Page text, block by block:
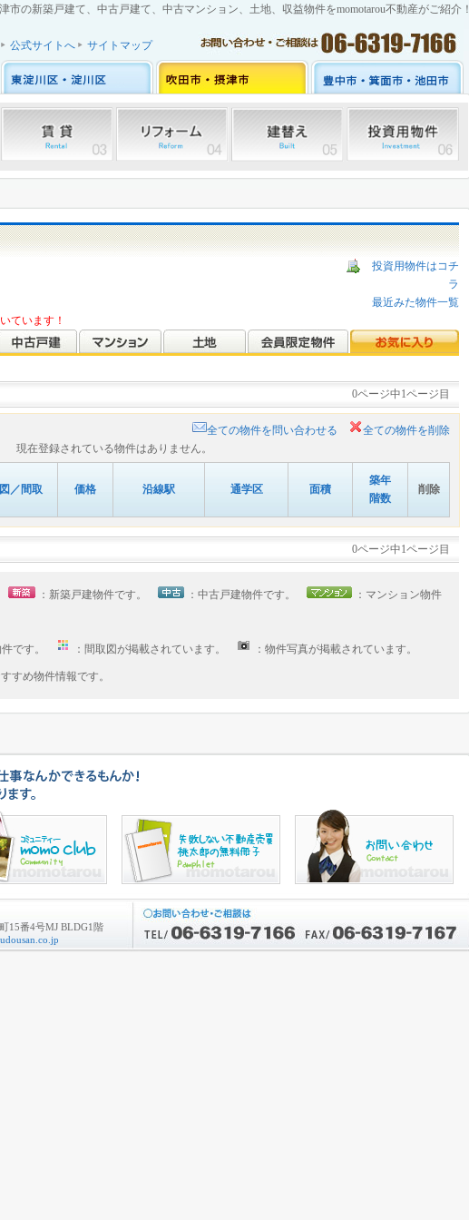
市の新築戸建て、中古戸建て、中古マンション、土地、収益物件をmomotarou不動産がご紹介！
公式サイトへ サイトマップ
投資用物件はコチ
ラ
最近みた物件一覧
ています！
0ページ中1ページ目
全ての物件を問い合わせる
全ての物件を削除
現在登録されている物件はありません。
／間取 価格 沿線駅 通学区 面積
築年
階数
削除
0ページ中1ページ目
：新築戸建物件です。 ：中古戸建物件です。 ：マンション物件
件です。 ：間取図が掲載されています。 ：物件写真が掲載されています。
すめ物件情報です。
15番4号MJ BLDG1階